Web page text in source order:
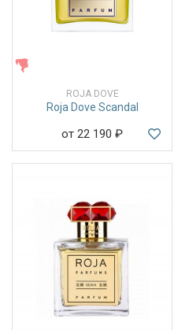
ROJA DOVE
Roja Dove Scandal
от 22 190 ₽